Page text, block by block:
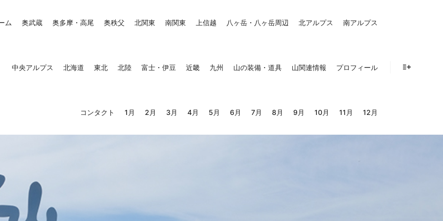
ム 奥武蔵 奥多摩・高尾 奥秩父 北関東 南関東 上信越 八ヶ岳・八ヶ岳周辺 北アルプス 南アルプス
中央アルプス 北海道 東北 北陸 富士・伊豆 近畿 九州 山の装備・道具 山関連情報 プロフィール
コンタクト 1月 2月 3月 4月 5月 6月 7月 8月 9月 10月 11月 12月